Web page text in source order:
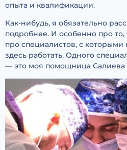
опыта и квалификации.
Как-нибудь, я обязательно
подробнее. И особенно про
про специалистов, с которыми
здесь работать. Одного
— это моя помощница